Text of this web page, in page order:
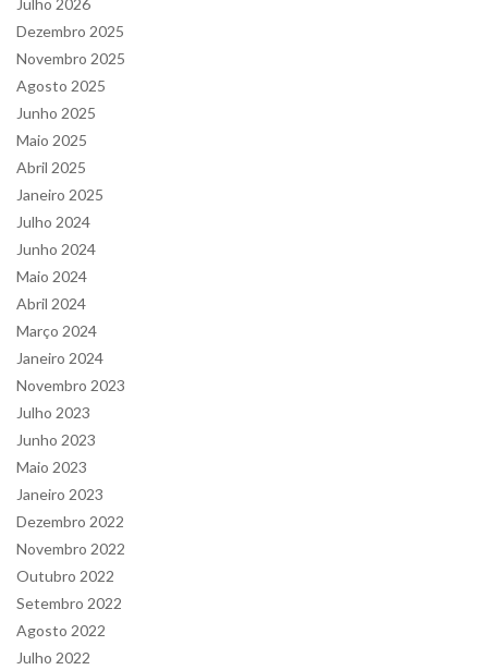
Dezembro 2025
Novembro 2025
Agosto 2025
Junho 2025
Maio 2025
Abril 2025
Janeiro 2025
Julho 2024
Junho 2024
Maio 2024
Abril 2024
Março 2024
Janeiro 2024
Novembro 2023
Julho 2023
Junho 2023
Maio 2023
Janeiro 2023
Dezembro 2022
Novembro 2022
Outubro 2022
Setembro 2022
Agosto 2022
Julho 2022